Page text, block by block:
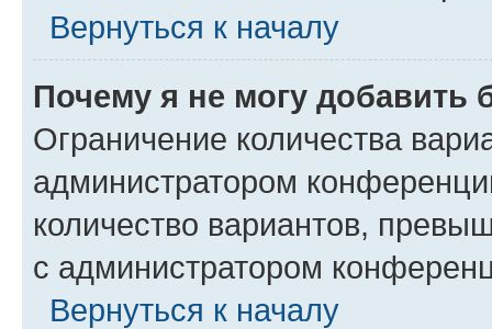
Вернуться к началу
Почему я не могу добавить
Ограничение количества
администратором
количество вариантов,
с администратором
Вернуться к началу